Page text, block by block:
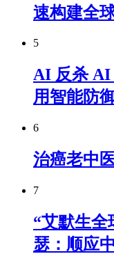
速构建全
5
AI 反杀 AI
用智能防
6
治癌老中
7
“艾默生全
瑟：顺应